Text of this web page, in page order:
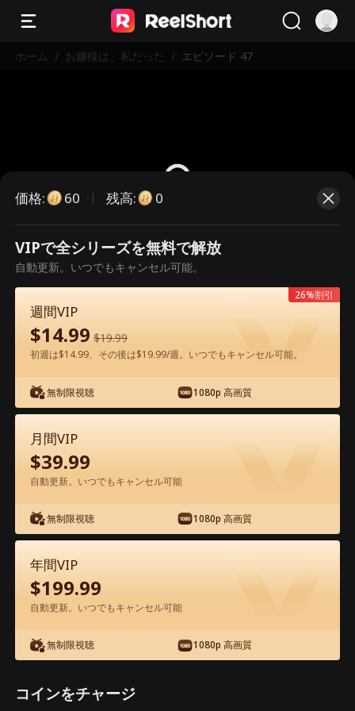
ホーム / お嬢様は、私だった / エピソード 47
こちらは有料のエピソードです。視
聴いただくには解放が必要です。
アプリ内で無料視聴可能
エピソード47 - お嬢様は、私だった 映
画フル
1-50 51-85
46 48 49
価格: 60 残高: 0
VIPで全シリーズを無料で解放
自動更新。いつでもキャンセル可能。
週間VIP
$14.99 $19.99
初週は$14.99、その後は$19.99/週。いつでもキャンセル可能。
無制限視聴 1080p 高画質
26%割引
月間VIP
$39.99
自動更新。いつでもキャンセル可能
無制限視聴 1080p 高画質
年間VIP
$199.99
自動更新。いつでもキャンセル可能
無制限視聴 1080p 高画質
コインをチャージ